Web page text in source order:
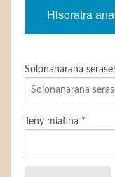
Hisoratra
Solonanarana
Teny miafina *